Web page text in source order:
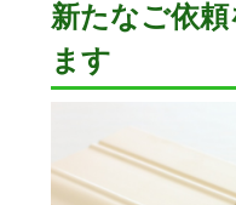
新たなご依
ます